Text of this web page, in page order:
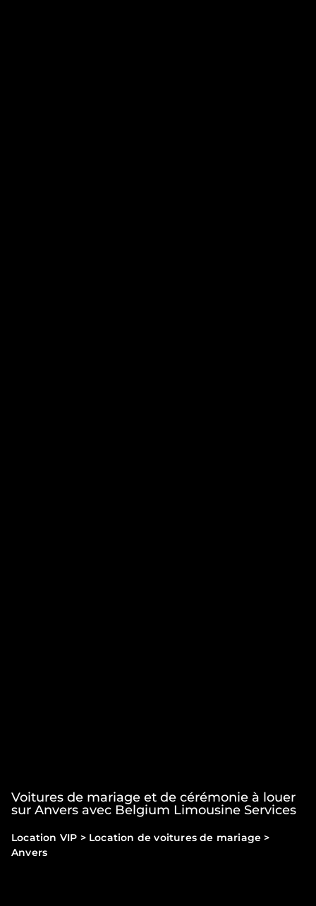
Voitures de mariage et de cérémonie à louer
sur Anvers avec Belgium Limousine Services
Location VIP > Location de voitures de mariage >
Anvers